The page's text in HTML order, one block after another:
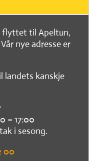
flyttet til Apeltun,
nye adresse er
landets kanskje
– 17:00
i sesong.
00